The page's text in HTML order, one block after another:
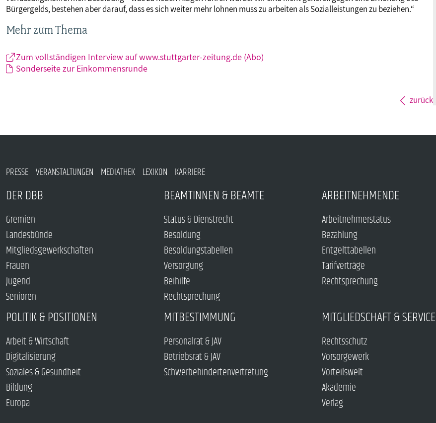
Bürgergelds, bestehen aber darauf, dass es sich weiter mehr lohnen muss zu arbeiten als Sozialleistungen zu beziehen.“
Mehr zum Thema
Zum vollständigen Interview auf www.stuttgarter-zeitung.de (Abo)
Sonderseite zur Einkommensrunde
zurück
PRESSE VERANSTALTUNGEN MEDIATHEK LEXIKON KARRIERE
DER DBB
Gremien
Landesbünde
Mitgliedsgewerkschaften
Frauen
Jugend
Senioren
BEAMTINNEN & BEAMTE
Status & Dienstrecht
Besoldung
Besoldungstabellen
Versorgung
Beihilfe
Rechtsprechung
ARBEITNEHMENDE
Arbeitnehmerstatus
Bezahlung
Entgelttabellen
Tarifverträge
Rechtsprechung
POLITIK & POSITIONEN
Arbeit & Wirtschaft
Digitalisierung
Soziales & Gesundheit
Bildung
Europa
MITBESTIMMUNG
Personalrat & JAV
Betriebsrat & JAV
Schwerbehindertenvertretung
MITGLIEDSCHAFT & SERVICE
Rechtsschutz
Vorsorgewerk
Vorteilswelt
Akademie
Verlag